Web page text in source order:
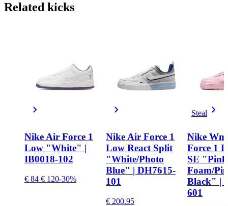
Related kicks
Nike Air Force 1
Low "White" |
IB0018-102
€ 84 € 120-30%
Nike Air Force 1
Low React Split
"White/Photo
Blue" | DH7615-
101
€ 200.95
Steal
Nike
Force 1
SE "Pink
Foam/
Black" |
601